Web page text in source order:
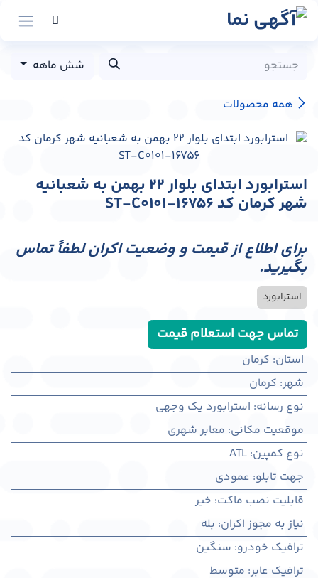
پرش به محتوا
همه محصولات
شش ماهه
استرابورد ابتدای بلوار 22 بهمن به شعبانیه
شهر کرمان کد ST-C0101-16756
برای اطلاع از قیمت و وضعیت اکران لطفاً تماس
بگیرید.
استرابورد
تماس جهت استعلام قیمت
استان: کرمان
شهر: كرمان
نوع رسانه: استرابورد یک وجهی
موقعیت مکانی: معابر شهری
نوع کمپین:
ATL
جهت تابلو: عمودی
قابلیت نصب ماکت: خیر
نیاز به مجوز اکران: بله
ترافیک خودرو: سنگین
ترافیک عابر: متوسط